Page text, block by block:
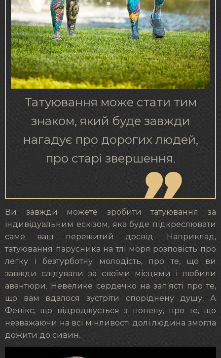
Татуювання може стати тим
знаком, який буде завжди
нагадує про дорогих людей,
про старі звершення.
Ви завжди можете зробити татуювання за
індивідуальним ескізом, яка буде підкреслювати
саме ваш пережитий досвід. Наприклад,
татуювання парусника на тлі моря розповість про
легку і безтурботну молодість, про те, що ви
завжди слідували за своїми місцями і любили
авантюри. Невелике сердечко на зап’ясті про те,
що вам вдалося зустріти споріднену душу. А
Фенікс, що відроджується з попелу, про те, що
незважаючи на всі мінливості долі людина змогла
дожити до сивин.